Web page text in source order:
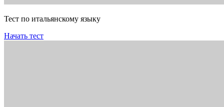
Тест по итальянскому языку
Начать тест